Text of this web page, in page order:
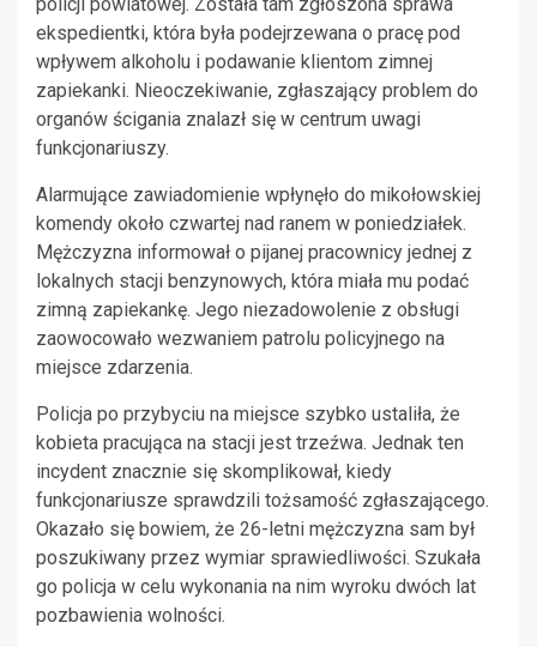
policji powiatowej. Została tam zgłoszona sprawa
ekspedientki, która była podejrzewana o pracę pod
wpływem alkoholu i podawanie klientom zimnej
zapiekanki. Nieoczekiwanie, zgłaszający problem do
organów ścigania znalazł się w centrum uwagi
funkcjonariuszy.
Alarmujące zawiadomienie wpłynęło do mikołowskiej
komendy około czwartej nad ranem w poniedziałek.
Mężczyzna informował o pijanej pracownicy jednej z
lokalnych stacji benzynowych, która miała mu podać
zimną zapiekankę. Jego niezadowolenie z obsługi
zaowocowało wezwaniem patrolu policyjnego na
miejsce zdarzenia.
Policja po przybyciu na miejsce szybko ustaliła, że
kobieta pracująca na stacji jest trzeźwa. Jednak ten
incydent znacznie się skomplikował, kiedy
funkcjonariusze sprawdzili tożsamość zgłaszającego.
Okazało się bowiem, że 26-letni mężczyzna sam był
poszukiwany przez wymiar sprawiedliwości. Szukała
go policja w celu wykonania na nim wyroku dwóch lat
pozbawienia wolności.